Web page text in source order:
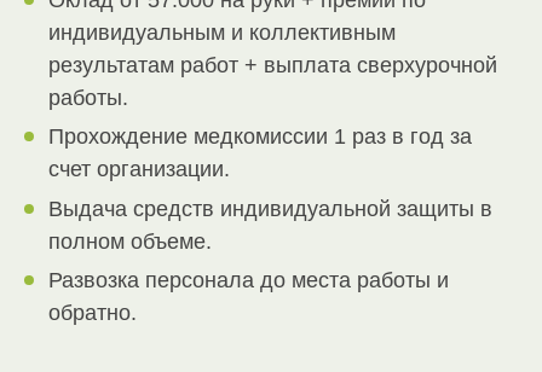
индивидуальным и коллективным
результатам работ + выплата сверхурочной
работы.
Прохождение медкомиссии 1 раз в год за
счет организации.
Выдача средств индивидуальной защиты в
полном объеме.
Развозка персонала до места работы и
обратно.